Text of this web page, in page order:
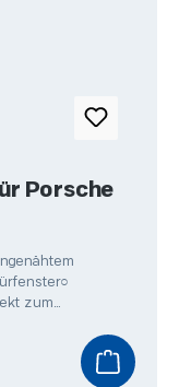
Porsche
zum